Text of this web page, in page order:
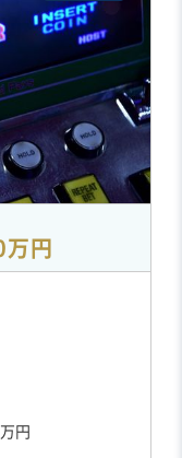
円
円